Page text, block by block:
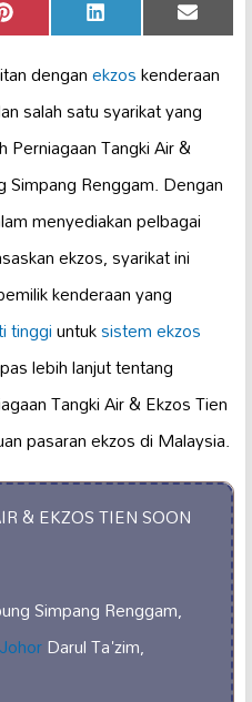
Share
on
Pinterest Share
on
LinkedIn Share
on
Email
denganekzoskenderaan
salah satu syarikat yang
Perniagaan Tangki Air &
Simpang Renggam. Dengan
menyediakan pelbagai
ekzos, syarikat ini
kenderaan yang
tinggiuntuksistem ekzos
lebih lanjut tentang
Tangki Air & Ekzos Tien
pasaran ekzos di Malaysia.
Simpang Renggam,
JohorDarul Ta'zim,